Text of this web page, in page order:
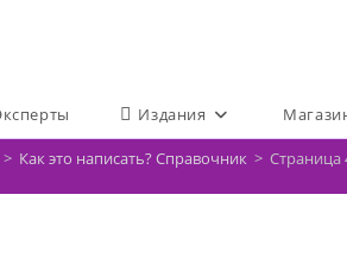
Издания
> Как это написать? Справочник > Страница